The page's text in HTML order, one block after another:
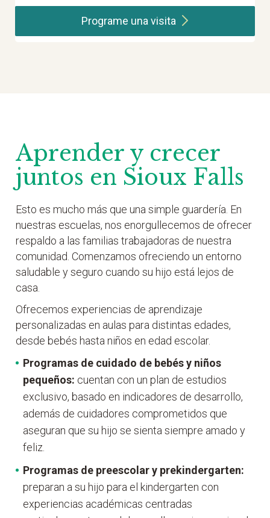
Programe unavisita
Aprender y crecer
juntos en Sioux Falls
Esto es mucho más que una simple guardería. En
nuestras escuelas, nos enorgullecemos de ofrecer
respaldo a las familias trabajadoras de nuestra
comunidad. Comenzamos ofreciendo un entorno
saludable y seguro cuando su hijo está lejos de
casa.
Ofrecemos experiencias de aprendizaje
personalizadas en aulas para distintas edades,
desde bebés hasta niños en edad escolar.
Programas de cuidado de bebés y niños
pequeños: cuentan con un plan de estudios
exclusivo, basado en indicadores de desarrollo,
además de cuidadores comprometidos que
aseguran que su hijo se sienta siempre amado y
feliz.
Programas de preescolar y prekindergarten:
preparan a su hijo para el kindergarten con
experiencias académicas centradas